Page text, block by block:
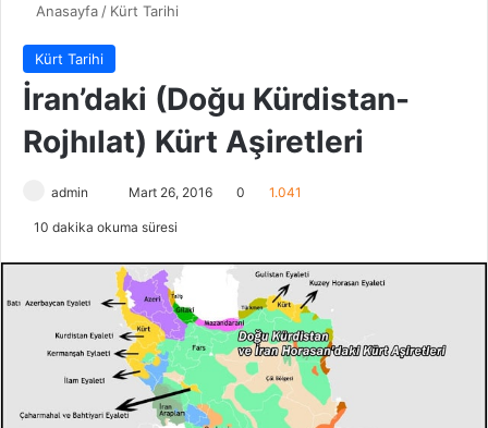
Anasayfa / Kürt Tarihi
Kürt Tarihi
İran’daki (Doğu Kürdistan-
Rojhılat) Kürt Aşiretleri
admin
e
o
s
Mart 26, 2016 0 1.041
10 dakika okuma süresi